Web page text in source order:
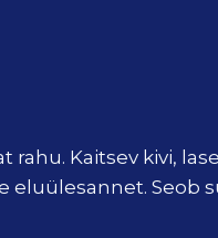
Kaitsev kivi,
eluülesannet. Seob